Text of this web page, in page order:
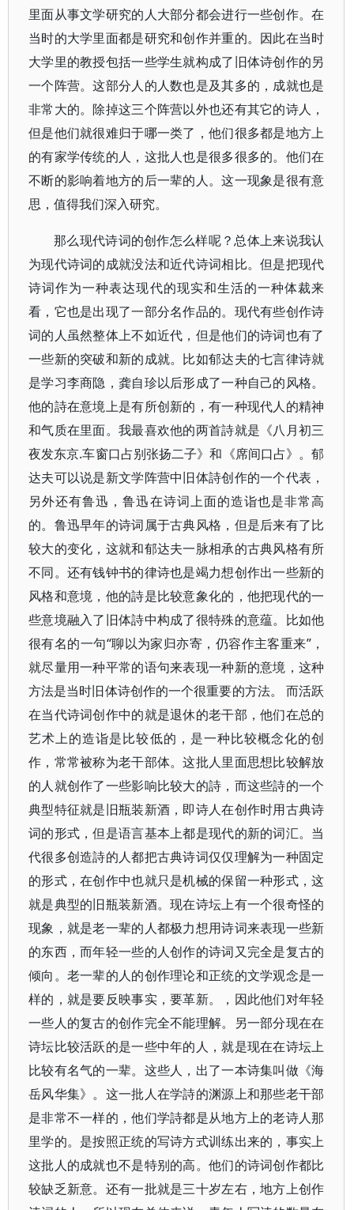
里面从事文学研究的人大部分都会进行一些创作。在
当时的大学里面都是研究和创作并重的。因此在当时
大学里的教授包括一些学生就构成了旧体诗创作的另
一个阵营。这部分人的人数也是及其多的，成就也是
非常大的。除掉这三个阵营以外也还有其它的诗人，
但是他们就很难归于哪一类了，他们很多都是地方上
的有家学传统的人，这批人也是很多很多的。他们在
不断的影响着地方的后一辈的人。这一现象是很有意
思，值得我们深入研究。
那么现代诗词的创作怎么样呢？总体上来说我认
为现代诗词的成就没法和近代诗词相比。但是把现代
诗词作为一种表达现代的现实和生活的一种体裁来
看，它也是出现了一部分名作品的。现代有些创作诗
词的人虽然整体上不如近代，但是他们的诗词也有了
一些新的突破和新的成就。比如郁达夫的七言律诗就
是学习李商隐，龚自珍以后形成了一种自己的风格。
他的詩在意境上是有所创新的，有一种现代人的精神
和气质在里面。我最喜欢他的两首詩就是《八月初三
夜发东京.车窗口占别张扬二子》和《席间口占》。郁
达夫可以说是新文学阵营中旧体詩创作的一个代表，
另外还有鲁迅，鲁迅在诗词上面的造诣也是非常高
的。鲁迅早年的诗词属于古典风格，但是后来有了比
较大的变化，这就和郁达夫一脉相承的古典风格有所
不同。还有钱钟书的律诗也是竭力想创作出一些新的
风格和意境，他的詩是比较意象化的，他把现代的一
些意境融入了旧体詩中构成了很特殊的意蕴。比如他
很有名的一句“聊以为家归亦寄，仍容作主客重来”，
就尽量用一种平常的语句来表现一种新的意境，这种
方法是当时旧体诗创作的一个很重要的方法。 而活跃
在当代诗词创作中的就是退休的老干部，他们在总的
艺术上的造诣是比较低的，是一种比较概念化的创
作，常常被称为老干部体。这批人里面思想比较解放
的人就创作了一些影响比较大的詩，而这些詩的一个
典型特征就是旧瓶装新酒，即诗人在创作时用古典诗
词的形式，但是语言基本上都是现代的新的词汇。当
代很多创造詩的人都把古典诗词仅仅理解为一种固定
的形式，在创作中也就只是机械的保留一种形式，这
就是典型的旧瓶装新酒。现在诗坛上有一个很奇怪的
现象，就是老一辈的人都极力想用诗词来表现一些新
的东西，而年轻一些的人创作的诗词又完全是复古的
倾向。老一辈的人的创作理论和正统的文学观念是一
样的，就是要反映事实，要革新。，因此他们对年轻
一些人的复古的创作完全不能理解。另一部分现在在
诗坛比较活跃的是一些中年的人，就是现在在诗坛上
比较有名气的一辈。这些人，出了一本诗集叫做《海
岳风华集》。这一批人在学詩的渊源上和那些老干部
是非常不一样的，他们学詩都是从地方上的老诗人那
里学的。是按照正统的写诗方式训练出来的，事实上
这批人的成就也不是特别的高。他们的诗词创作都比
较缺乏新意。还有一批就是三十岁左右，地方上创作